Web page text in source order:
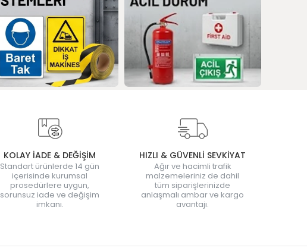
KOLAY İADE & DEĞİŞİM
Standart ürünlerde 14 gün
içerisinde kurumsal
prosedürlere uygun,
sorunsuz iade ve değişim
imkanı.
HIZLI & GÜVENLİ SEVKİYAT
Ağır ve hacimli trafik
malzemeleriniz de dahil
tüm siparişlerinizde
anlaşmalı ambar ve kargo
avantajı.